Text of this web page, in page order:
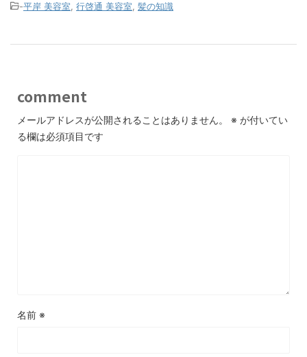
-平岸 美容室 行啓通 美容室 髪の知識
comment
メールアドレスが公開されることはありません。 ※ が付いてい
る欄は必須項目です
名前 ※